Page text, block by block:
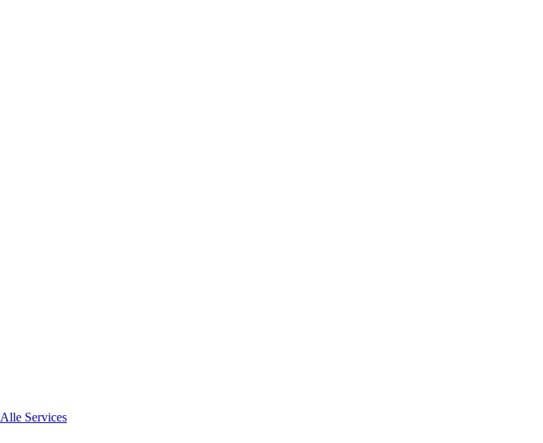
Alle Services